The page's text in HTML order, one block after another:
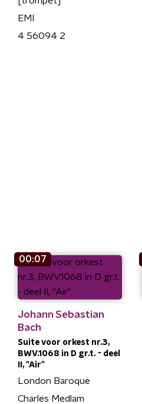
EMI
4 56094 2
00:07
Johann Sebastian
Bach
Suite voor orkest nr.3,
BWV.1068 in D gr.t. - deel
II, "Air"
London Baroque
Charles Medlam